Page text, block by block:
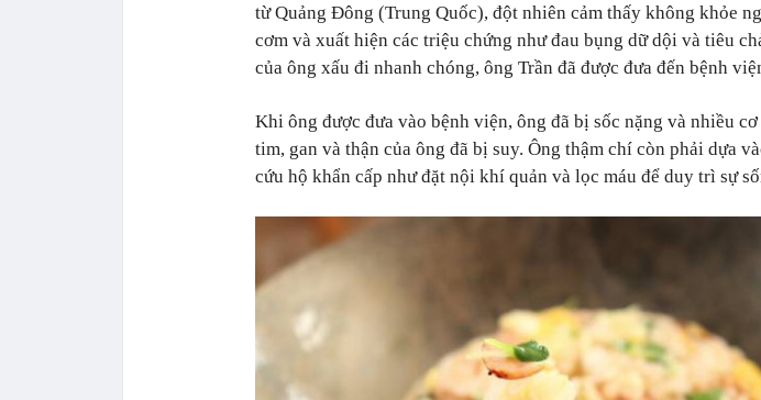
từ Quảng Đông (Trung Quốc), đột nhiên cảm thấy không khỏe
cơm và xuất hiện các triệu chứng như đau bụng dữ dội và tiêu
của ông xấu đi nhanh chóng, ông Trần đã được đưa đến bệnh
Khi ông được đưa vào bệnh viện, ông đã bị sốc nặng và nhiều
tim, gan và thận của ông đã bị suy. Ông thậm chí còn phải dựa
cứu hộ khẩn cấp như đặt nội khí quản và lọc máu để duy trì sự